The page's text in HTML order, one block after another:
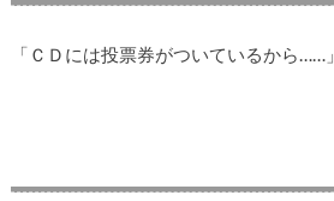
「ＣＤには投票券がついているから……」